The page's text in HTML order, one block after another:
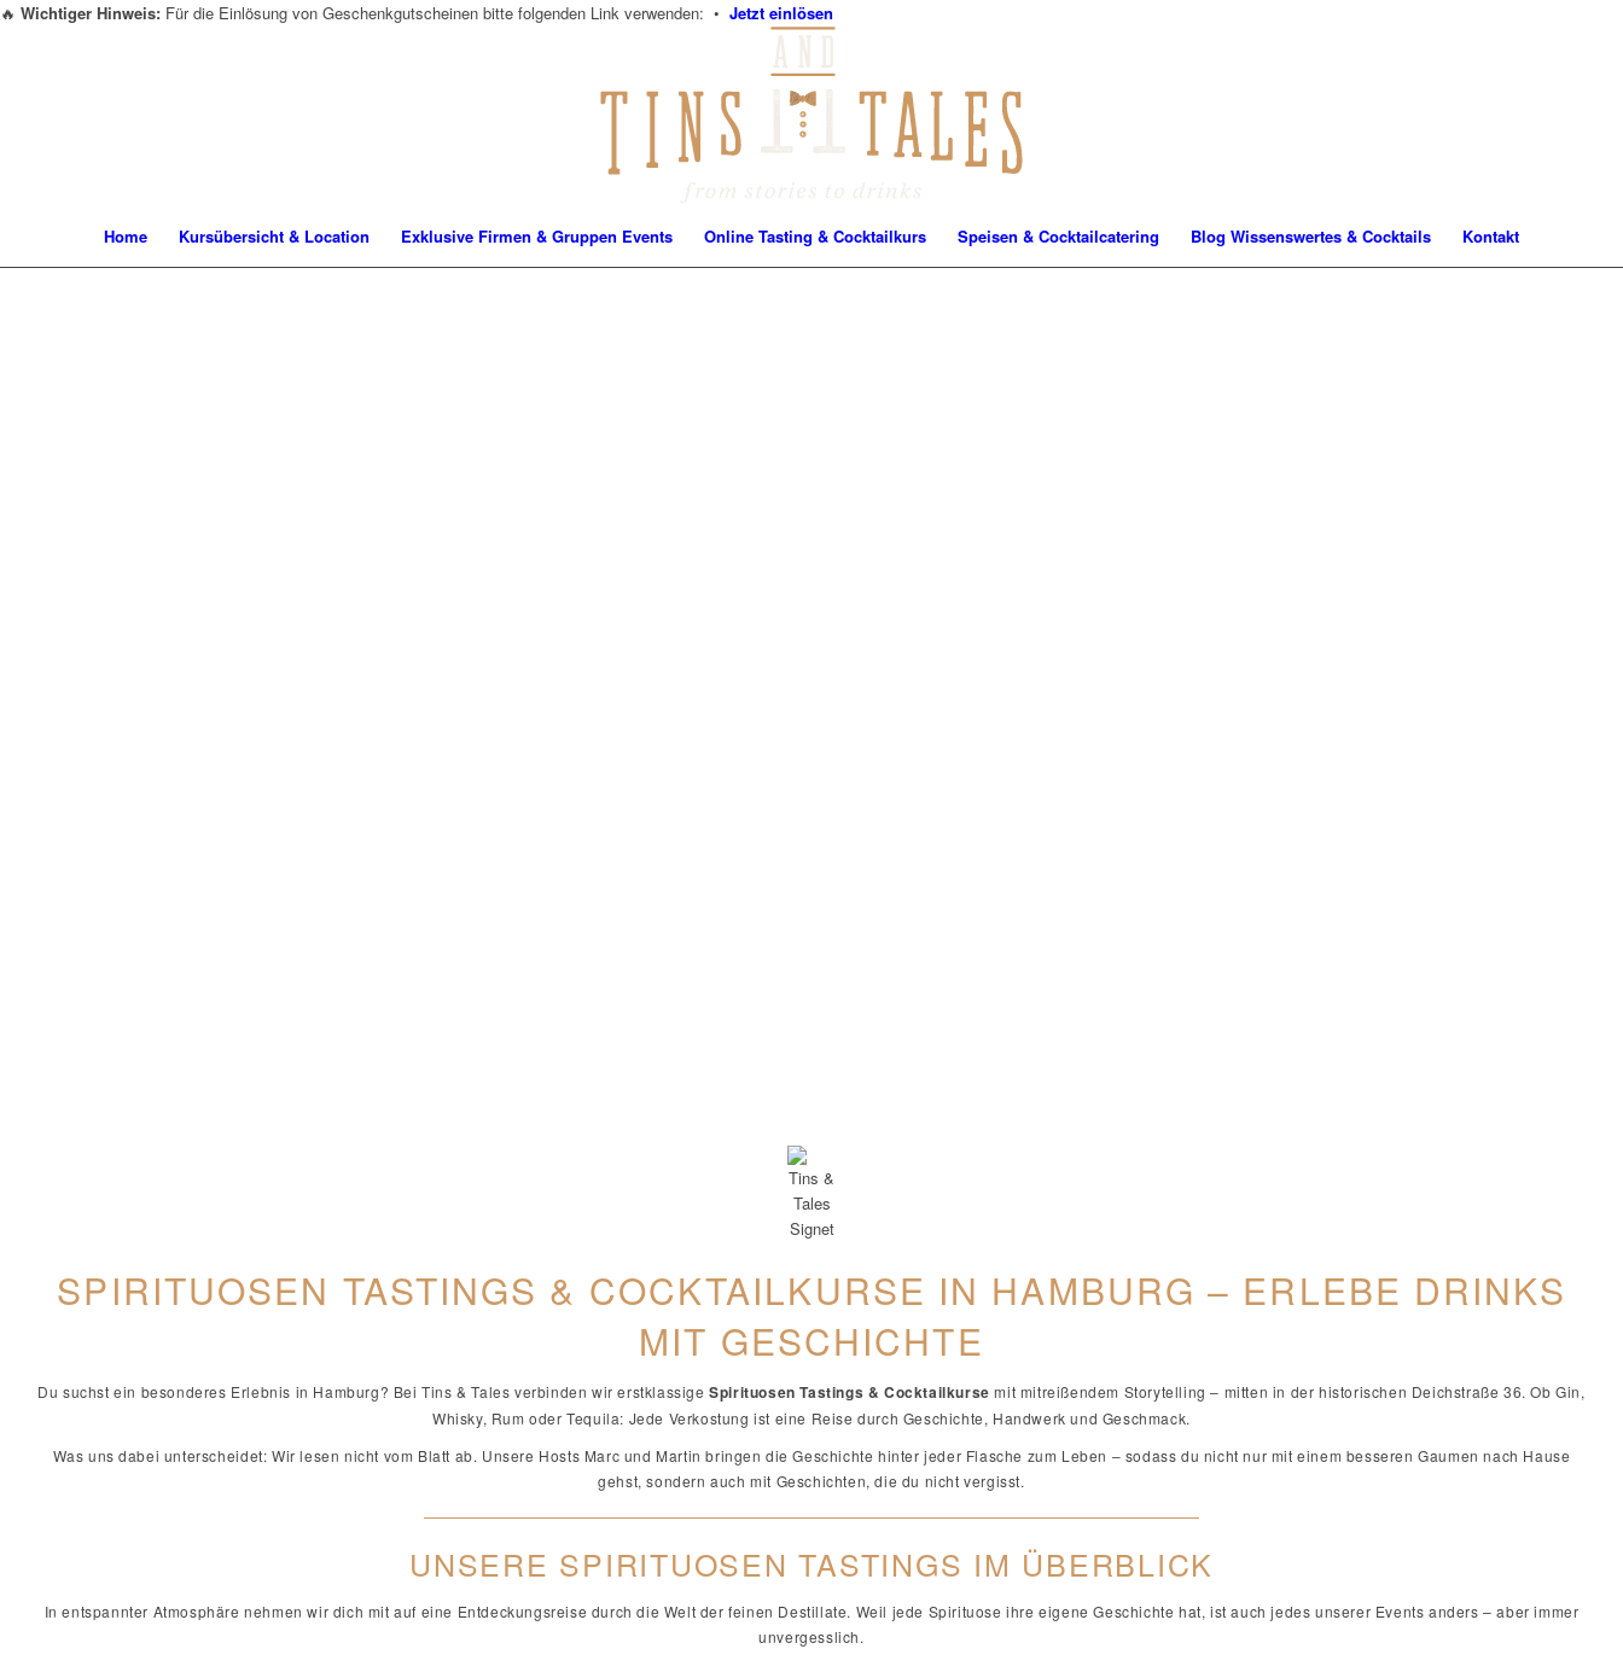
🔥 Wichtiger Hinweis: Für die Einlösung von Geschenkgutscheinen bitte folgenden Link verwenden: • Jetzt einlösen
Home Kursübersicht & Location Exklusive Firmen & Gruppen Events Online Tasting & Cocktailkurs Speisen & Cocktailcatering Blog Wissenswertes & Cocktails Kontakt
SPIRITUOSEN TASTINGS & COCKTAILKURSE IN HAMBURG – ERLEBE DRINKS
MIT GESCHICHTE
Du suchst ein besonderes Erlebnis in Hamburg? Bei Tins & Tales verbinden wir erstklassigeSpirituosen Tastings & Cocktailkurse mit mitreißendem Storytelling – mitten in der historischen Deichstraße 36. Ob Gin,
Whisky, Rum oder Tequila: Jede Verkostung ist eine Reise durch Geschichte, Handwerk und Geschmack.
Was uns dabei unterscheidet: Wir lesen nicht vom Blatt ab. Unsere Hosts Marc und Martin bringen die Geschichte hinter jeder Flasche zum Leben – sodass du nicht nur mit einem besseren Gaumen nach Hause
gehst, sondern auch mit Geschichten, die du nicht vergisst.
UNSERE SPIRITUOSEN TASTINGS IM ÜBERBLICK
In entspannter Atmosphäre nehmen wir dich mit auf eine Entdeckungsreise durch die Welt der feinen Destillate. Weil jede Spirituose ihre eigene Geschichte hat, ist auch jedes unserer Events anders – aber immer
unvergesslich.